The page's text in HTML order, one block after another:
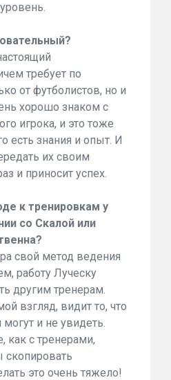
требует по
от футболистов, но и
хорошо знаком с
игрока, и это тоже
есть знания и опыт. И
их своим
и приносит успех.
к тренировкам у
со Скалой или
свой метод ведения
работу Луческу
другим тренерам.
взгляд, видит то, что
и не увидеть.
как с тренерами,
скопировать
это очень тяжело!